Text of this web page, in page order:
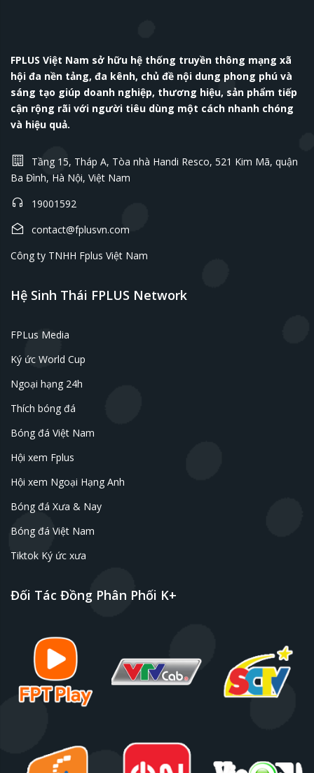
FPLUS Việt Nam sở hữu hệ thống truyền thông mạng xã
hội đa nền tảng, đa kênh, chủ đề nội dung phong phú và
sáng tạo giúp doanh nghiệp, thương hiệu, sản phẩm tiếp
cận rộng rãi với người tiêu dùng một cách nhanh chóng
và hiệu quả.
Tầng 15, Tháp A, Tòa nhà Handi Resco, 521 Kim Mã, quận
Ba Đình, Hà Nội, Việt Nam
19001592
contact@fplusvn.com
Công ty TNHH Fplus Việt Nam
Hệ Sinh Thái FPLUS Network
FPLus Media
Ký ức World Cup
Ngoại hạng 24h
Thích bóng đá
Bóng đá Việt Nam
Hội xem Fplus
Hội xem Ngoại Hạng Anh
Bóng đá Xưa & Nay
Bóng đá Việt Nam
Tiktok Ký ức xưa
Đối Tác Đồng Phân Phối K+